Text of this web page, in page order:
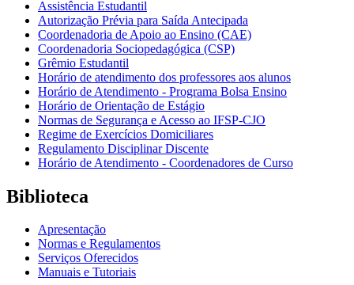
Assistência Estudantil
Autorização Prévia para Saída Antecipada
Coordenadoria de Apoio ao Ensino (CAE)
Coordenadoria Sociopedagógica (CSP)
Grêmio Estudantil
Horário de atendimento dos professores aos alunos
Horário de Atendimento - Programa Bolsa Ensino
Horário de Orientação de Estágio
Normas de Segurança e Acesso ao IFSP-CJO
Regime de Exercícios Domiciliares
Regulamento Disciplinar Discente
Horário de Atendimento - Coordenadores de Curso
Biblioteca
Apresentação
Normas e Regulamentos
Serviços Oferecidos
Manuais e Tutoriais